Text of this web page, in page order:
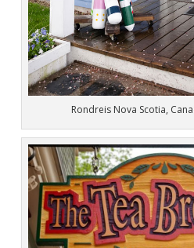
Rondreis Nova Scotia,